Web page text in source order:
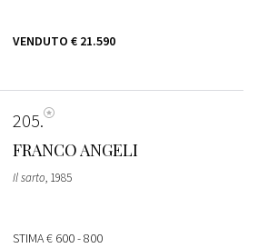
VENDUTO € 21.590
205
FRANCO ANGELI
Il sarto, 1985
STIMA€ 600 - 800